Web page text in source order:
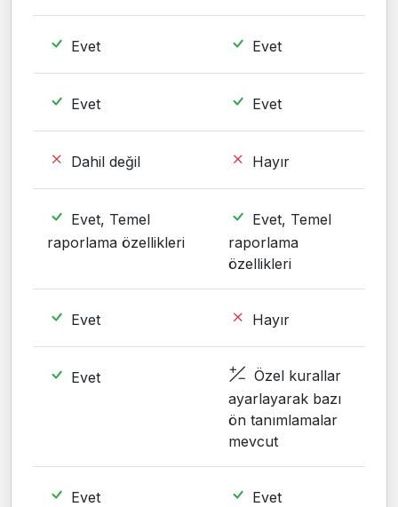
Evet Evet
Evet Evet
Dahil değil Hayır
Evet, Temel
raporlama özellikleri
Evet, Temel
raporlama
özellikleri
Evet Hayır
Evet
Özel kurallar
ayarlayarak bazı
ön tanımlamalar
mevcut
Evet Evet